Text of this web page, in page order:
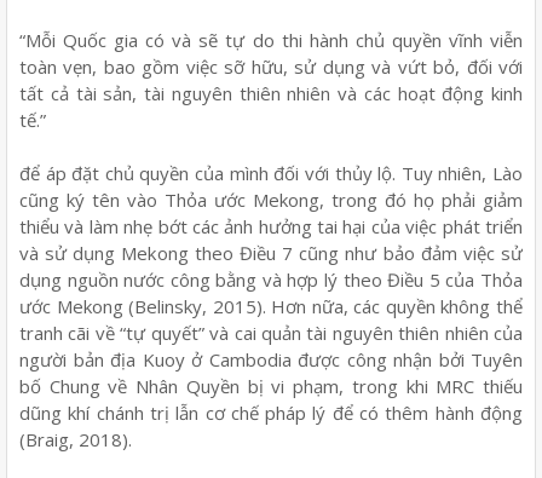
“Mỗi Quốc gia có và sẽ tự do thi hành chủ quyền vĩnh viễn
toàn vẹn, bao gồm việc sỡ hữu, sử dụng và vứt bỏ, đối với
tất cả tài sản, tài nguyên thiên nhiên và các hoạt động kinh
tế.”
để áp đặt chủ quyền của mình đối với thủy lộ. Tuy nhiên, Lào
cũng ký tên vào Thỏa ước Mekong, trong đó họ phải giảm
thiểu và làm nhẹ bớt các ảnh hưởng tai hại của việc phát triển
và sử dụng Mekong theo Điều 7 cũng như bảo đảm việc sử
dụng nguồn nước công bằng và hợp lý theo Điều 5 của Thỏa
ước Mekong (Belinsky, 2015). Hơn nữa, các quyền không thể
tranh cãi về “tự quyết” và cai quản tài nguyên thiên nhiên của
người bản địa Kuoy ở Cambodia được công nhận bởi Tuyên
bố Chung về Nhân Quyền bị vi phạm, trong khi MRC thiếu
dũng khí chánh trị lẫn cơ chế pháp lý để có thêm hành động
(Braig, 2018).